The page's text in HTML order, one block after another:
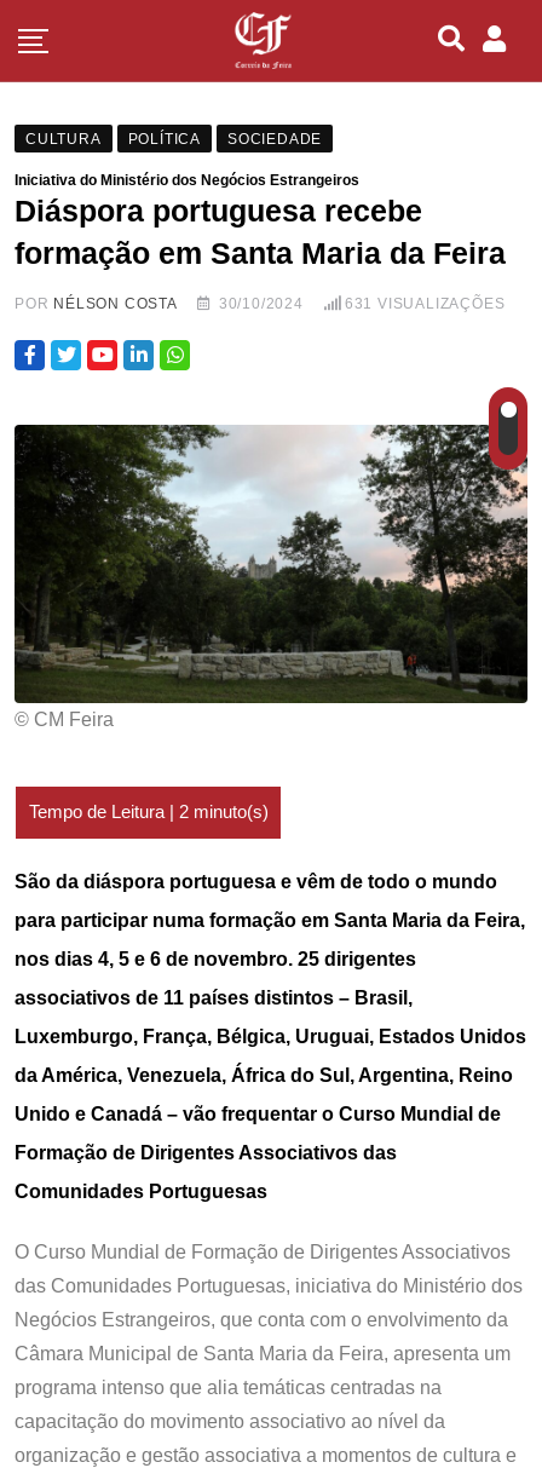
CULTURA POLÍTICA SOCIEDADE
Iniciativa do Ministério dos Negócios Estrangeiros
Diáspora portuguesa recebe
formação em Santa Maria da Feira
POR NÉLSON COSTA 30/10/2024 631 VISUALIZAÇÕES
© CM Feira
São da diáspora portuguesa e vêm de todo o mundo
para participar numa formação em Santa Maria da Feira,
nos dias 4, 5 e 6 de novembro. 25 dirigentes
associativos de 11 países distintos – Brasil,
Luxemburgo, França, Bélgica, Uruguai, Estados Unidos
da América, Venezuela, África do Sul, Argentina, Reino
Unido e Canadá – vão frequentar o Curso Mundial de
Formação de Dirigentes Associativos das
Comunidades Portuguesas
O Curso Mundial de Formação de Dirigentes Associativos
das Comunidades Portuguesas, iniciativa do Ministério dos
Negócios Estrangeiros, que conta com o envolvimento da
Câmara Municipal de Santa Maria da Feira, apresenta um
programa intenso que alia temáticas centradas na
capacitação do movimento associativo ao nível da
organização e gestão associativa a momentos de cultura e